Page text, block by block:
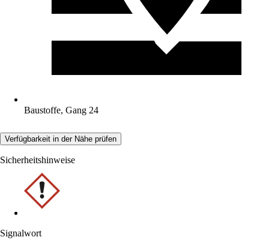
Baustoffe, Gang 24
Verfügbarkeit in der Nähe prüfen
Sicherheitshinweise
Signalwort